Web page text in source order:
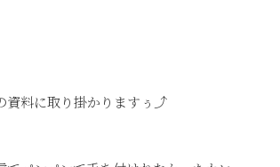
資料に取り掛かりますぅ⤴